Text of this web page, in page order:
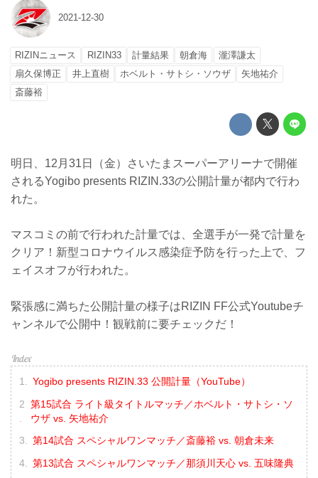
2021-12-30
RIZINニュース RIZIN33 計量結果 朝倉海
瀧澤謙太
扇久保博正
井上直樹 ホベルト・サトシ・ソウザ
矢地祐介
斎藤裕
明日、12月31日（金）さいたまスーパーアリーナで開催
されるYogibo presents RIZIN.33の公開計量が都内で行わ
れた。
マスコミの前で行われた計量では、全選手が一発で計量を
クリア！新型コロナウイルス感染症予防を行った上で、フ
ェイスオフが行われた。
緊張感に満ちた公開計量の様子はRIZIN FF公式Youtubeチ
ャンネルで公開中！観戦前に要チェックだ！
Yogibo presents RIZIN.33 公開計量（YouTube）
第15試合 ライト級タイトルマッチ／ホベルト・サトシ・ソ
ウザ vs. 矢地祐介
第14試合 スペシャルワンマッチ／斎藤裕 vs. 朝倉未来
第13試合 スペシャルワンマッチ／那須川天心 vs. 五味隆典